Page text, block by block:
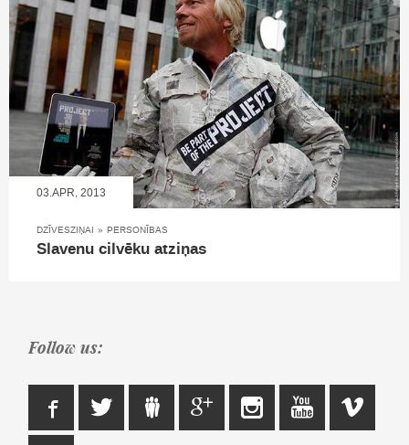
03.APR, 2013
DZĪVESZIŅAI » PERSONĪBAS
Slavenu cilvēku atziņas
Follow us: